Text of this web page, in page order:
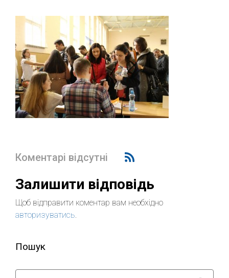
Коментарі відсутні
Залишити відповідь
Щоб відправити коментар вам необхідно
авторизуватись.
Пошук